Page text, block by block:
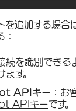
を追加する場合
：
続を識別できる
す。
APIキー ：お
APIキーです。